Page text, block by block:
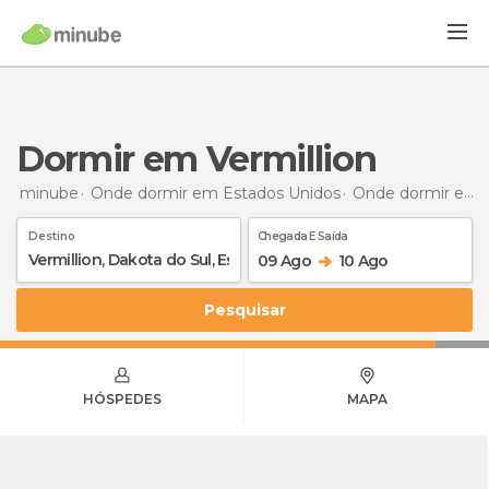
Dormir em Vermillion
minube Onde dormir em Estados Unidos Onde dormir em Dakota do Sul
Destino Chegada E Saída
09 Ago 10 Ago
Pesquisar
HÓSPEDES MAPA